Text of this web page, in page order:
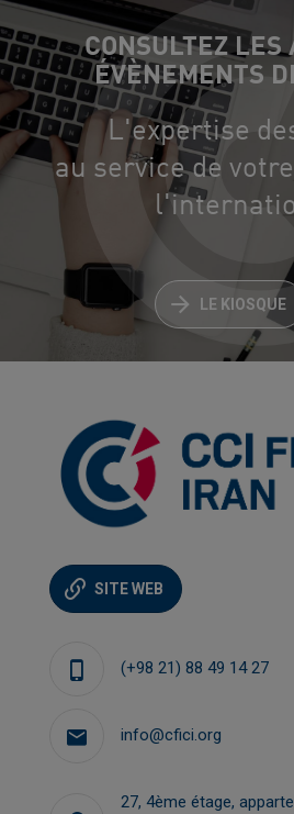
CONSULTEZ LES
ÉVÈNEMENTS
L'expertise
au service de
LE KIOSQUE
SITE WEB
(+98 21) 88 49 14 27
info@cfici.org
27, 4ème étage,